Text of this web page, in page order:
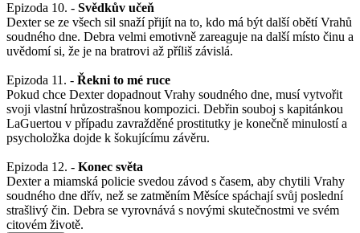
Epizoda 10. - Svědkův učeň
Dexter se ze všech sil snaží přijít na to, kdo má být další obětí Vrahů
soudného dne. Debra velmi emotivně zareaguje na další místo činu a
uvědomí si, že je na bratrovi až příliš závislá.
Epizoda 11. - Řekni to mé ruce
Pokud chce Dexter dopadnout Vrahy soudného dne, musí vytvořit
svoji vlastní hrůzostrašnou kompozici. Debřin souboj s kapitánkou
LaGuertou v případu zavražděné prostitutky je konečně minulostí a
psycholožka dojde k šokujícímu závěru.
Epizoda 12. - Konec světa
Dexter a miamská policie svedou závod s časem, aby chytili Vrahy
soudného dne dřív, než se zatměním Měsíce spáchají svůj poslední
strašlivý čin. Debra se vyrovnává s novými skutečnostmi ve svém
citovém životě.